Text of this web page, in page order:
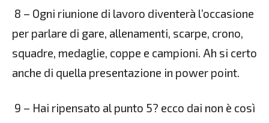
8 – Ogni riunione di lavoro diventerà l’occasione
per parlare di gare, allenamenti, scarpe, crono,
squadre, medaglie, coppe e campioni. Ah si certo
anche di quella presentazione in power point.
9 – Hai ripensato al punto 5? ecco dai non è così